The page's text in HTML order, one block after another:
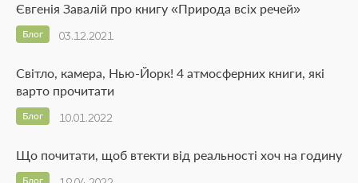
Євгенія Завалій про книгу «Природа всіх речей»
03.12.2021
Блог
Світло, камера, Нью-Йорк! 4 атмосферних книги, які
варто прочитати
10.01.2022
Блог
Що почитати, щоб втекти від реальності хоч на годину
Блог